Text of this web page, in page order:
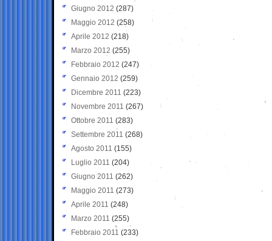
Giugno 2012 (287)
Maggio 2012 (258)
Aprile 2012 (218)
Marzo 2012 (255)
Febbraio 2012 (247)
Gennaio 2012 (259)
Dicembre 2011 (223)
Novembre 2011 (267)
Ottobre 2011 (283)
Settembre 2011 (268)
Agosto 2011 (155)
Luglio 2011 (204)
Giugno 2011 (262)
Maggio 2011 (273)
Aprile 2011 (248)
Marzo 2011 (255)
Febbraio 2011 (233)